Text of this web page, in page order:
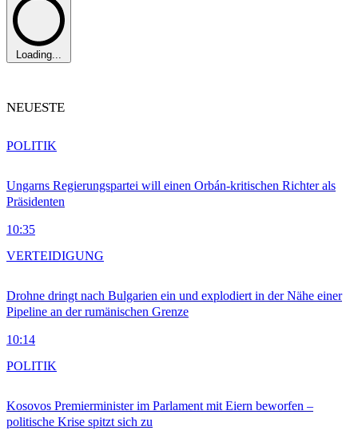
Loading...
NEUESTE
Ungarns Regierungspartei will einen Orbán-kritischen Richter als
Präsidenten
10:35
POLITIK
Drohne dringt nach Bulgarien ein und explodiert in der Nähe einer
Pipeline an der rumänischen Grenze
10:14
VERTEIDIGUNG
Kosovos Premierminister im Parlament mit Eiern beworfen –
politische Krise spitzt sich zu
POLITIK